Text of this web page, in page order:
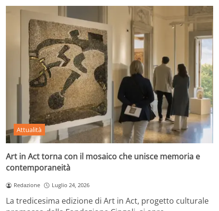
Attualità
Art in Act torna con il mosaico che unisce memoria e
contemporaneità
Redazione Luglio 24, 2026
La tredicesima edizione di Art in Act, progetto culturale